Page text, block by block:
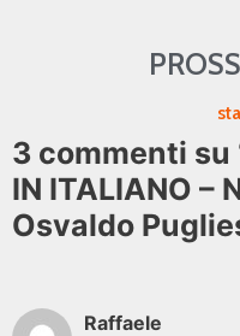
3 commenti su
IN ITALIANO –
Osvaldo
Raffaele